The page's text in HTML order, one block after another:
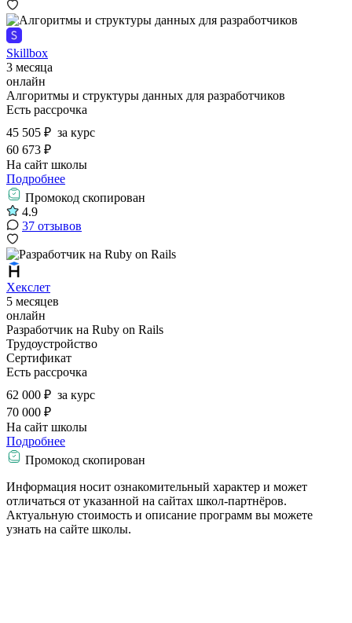
Skillbox
3 месяца
онлайн
Алгоритмы и структуры данных для разработчиков
Есть рассрочка
45 505 ₽ за курс
60 673 ₽
На сайт школы
Подробнее
Промокод скопирован
4.9
37 отзывов
Хекслет
5 месяцев
онлайн
Разработчик на Ruby on Rails
Трудоустройство
Сертификат
Есть рассрочка
62 000 ₽ за курс
70 000 ₽
На сайт школы
Подробнее
Промокод скопирован
Информация носит ознакомительный характер и может
отличаться от указанной на сайтах школ-партнёров.
Актуальную стоимость и описание программ вы можете
узнать на сайте школы.